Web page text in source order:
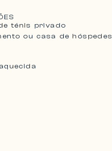
ténis privado
ou casa de hóspedes